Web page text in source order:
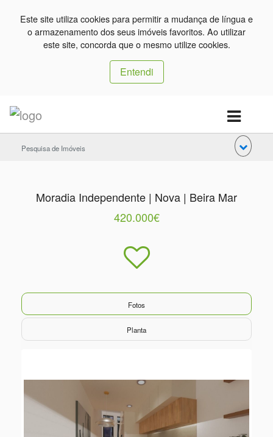
Este site utiliza cookies para permitir a mudança de língua e
o armazenamento dos seus imóveis favoritos. Ao utilizar
este site, concorda que o mesmo utilize cookies.
Entendi
Pesquisa de Imóveis
Moradia Independente | Nova | Beira Mar
420.000€
Fotos
Planta